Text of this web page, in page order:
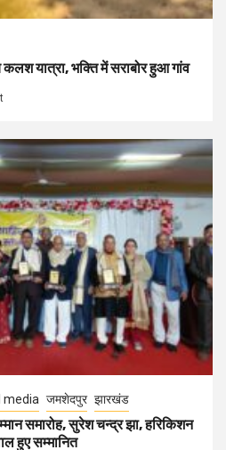
यात्रा, भक्ति में सराबोर हुआ गांव
media जमशेदपुर झारखंड
समारोह, सुरेश चन्द्र झा, हरिकिशन
हुए सम्मानित